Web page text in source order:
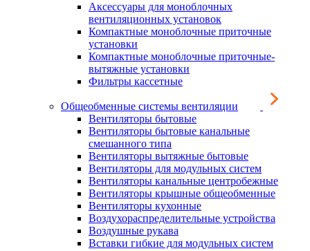
Аксессуары для моноблочных
вентиляционных установок
Компактные моноблочные приточные
установки
Компактные моноблочные приточные-
вытяжные установки
Фильтры кассетные
Общеобменные системы вентиляции
Вентиляторы бытовые
Вентиляторы бытовые канальные
смешанного типа
Вентиляторы вытяжные бытовые
Вентиляторы для модульных систем
Вентиляторы канальные центробежные
Вентиляторы крышные общеобменные
Вентиляторы кухонные
Воздухораспределительные устройства
Воздушные рукава
Вставки гибкие для модульных систем